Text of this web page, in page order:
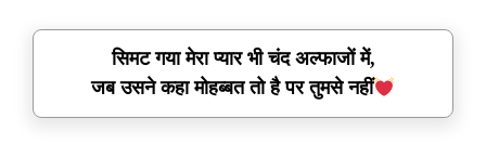
सिमट गया मेरा प्यार भी चंद अल्फाजों में,
जब उसने कहा मोहब्बत तो है पर तुमसे नहीं